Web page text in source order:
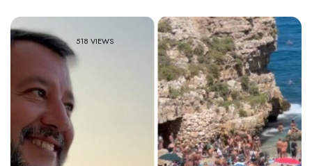
518 VIEWS